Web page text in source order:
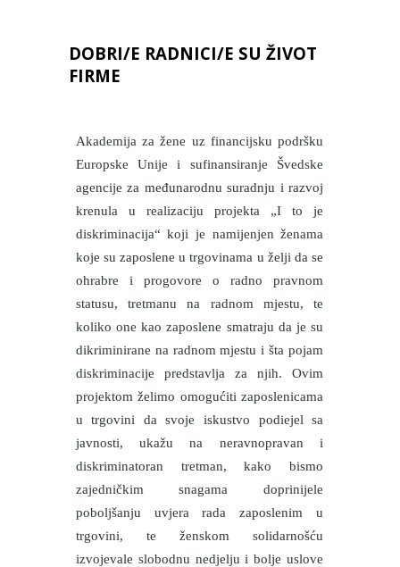
DOBRI/E RADNICI/E SU ŽIVOT
FIRME
Akademija za žene uz financijsku podršku
Europske Unije i sufinansiranje Švedske
agencije za međunarodnu suradnju i razvoj
krenula u realizaciju projekta „I to je
diskriminacija“ koji je namijenjen ženama
koje su zaposlene u trgovinama u želji da se
ohrabre i progovore o radno pravnom
statusu, tretmanu na radnom mjestu, te
koliko one kao zaposlene smatraju da je su
dikriminirane na radnom mjestu i šta pojam
diskriminacije predstavlja za njih. Ovim
projektom želimo omogućiti zaposlenicama
u trgovini da svoje iskustvo podiejel sa
javnosti, ukažu na neravnopravan i
diskriminatoran tretman, kako bismo
zajedničkim snagama doprinijele
poboljšanju uvjera rada zaposlenim u
trgovini, te ženskom solidarnošću
izvojevale slobodnu nedjelju i bolje uslove